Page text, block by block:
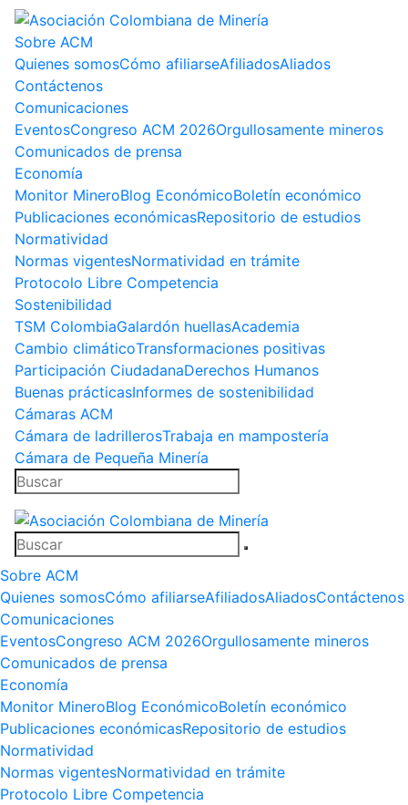
Sobre ACM
Quienes somosCómo afiliarseAfiliadosAliados
Contáctenos
Comunicaciones
EventosCongreso ACM 2026Orgullosamente mineros
Comunicados de prensa
Economía
Monitor MineroBlog EconómicoBoletín económico
Publicaciones económicasRepositorio de estudios
Normatividad
Normas vigentesNormatividad en trámite
Protocolo Libre Competencia
Sostenibilidad
TSM ColombiaGalardón huellasAcademia
Cambio climáticoTransformaciones positivas
Participación CiudadanaDerechos Humanos
Buenas prácticasInformes de sostenibilidad
Cámaras ACM
Cámara de ladrillerosTrabaja en mampostería
Cámara de Pequeña Minería
Sobre ACM
Quienes somosCómo afiliarseAfiliadosAliadosContáctenos
Comunicaciones
EventosCongreso ACM 2026Orgullosamente mineros
Comunicados de prensa
Economía
Monitor MineroBlog EconómicoBoletín económico
Publicaciones económicasRepositorio de estudios
Normatividad
Normas vigentesNormatividad en trámite
Protocolo Libre Competencia